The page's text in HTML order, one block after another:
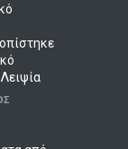
σώσει
σε